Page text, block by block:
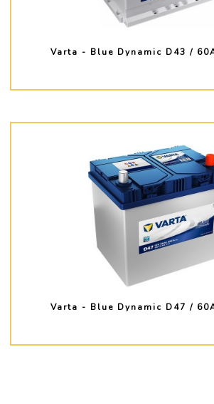
Varta - Blue Dynamic D43 /
Varta - Blue Dynamic D47 /